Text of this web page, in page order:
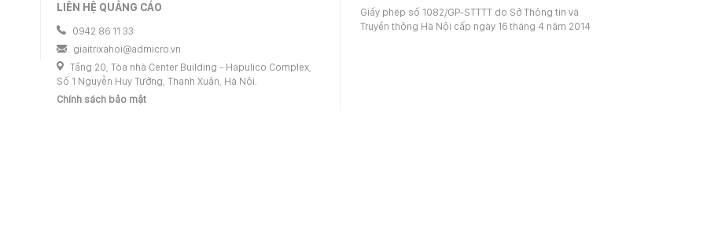
LIÊN HỆ QUẢNG CÁO
0942 86 11 33
giaitrixahoi@admicro.vn
Tầng 20, Tòa nhà Center Building - Hapulico Complex,
Số 1 Nguyễn Huy Tưởng, Thanh Xuân, Hà Nội.
Chính sách bảo mật
Giấy phép số 1082/GP-STTTT do Sở Thông tin và
Truyền thông Hà Nội cấp ngày 16 tháng 4 năm 2014